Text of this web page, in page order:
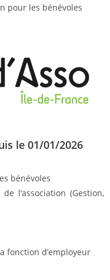
pour les bénévoles
le 01/01/2026
bénévoles
l’association (Gestion,
fonction d’employeur